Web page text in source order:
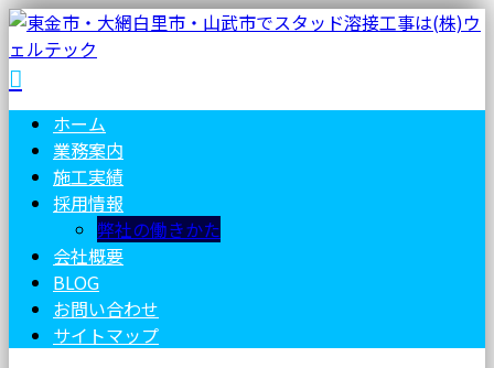
ホーム
業務案内
施工実績
採用情報
弊社の働きかた
会社概要
BLOG
お問い合わせ
サイトマップ